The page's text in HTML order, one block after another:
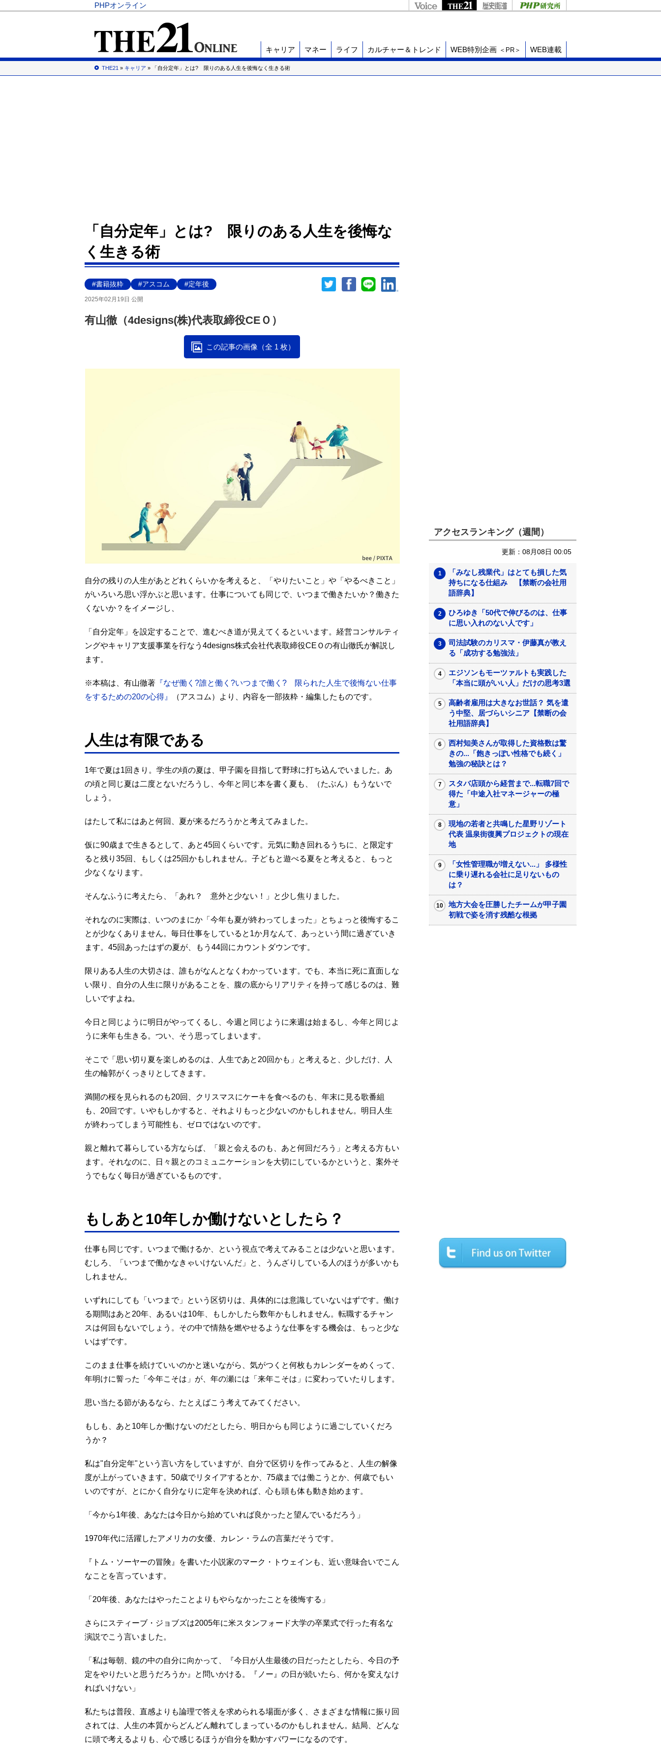
PHPオンライン
キャリア マネー ライフ カルチャー＆トレンド WEB特別企画 ＜PR＞ WEB連載
THE21 » キャリア » 「自分定年」とは? 限りのある人生を後悔なく生きる術
「自分定年」とは? 限りのある人生を後悔な
く生きる術
#書籍抜粋 #アスコム #定年後
2025年02月19日 公開
有山徹（4designs(株)代表取締役CEＯ）
この記事の画像（全 1 枚）
自分の残りの人生があとどれくらいかを考えると、「やりたいこと」や「やるべきこと」
がいろいろ思い浮かぶと思います。仕事についても同じで、いつまで働きたいか？働きた
くないか？をイメージし、
「自分定年」を設定することで、進むべき道が見えてくるといいます。経営コンサルティ
ングやキャリア支援事業を行なう4designs株式会社代表取締役CEＯの有山徹氏が解説し
ます。
※本稿は、有山徹著 『なぜ働く?誰と働く?いつまで働く? 限られた人生で後悔ない仕事
をするための20の心得』
（アスコム）より、内容を一部抜粋・編集したものです。
人生は有限である
1年で夏は1回きり。学生の頃の夏は、甲子園を目指して野球に打ち込んでいました。あ
の頃と同じ夏は二度とないだろうし、今年と同じ本を書く夏も、（たぶん）もうないで
しょう。
はたして私にはあと何回、夏が来るだろうかと考えてみました。
仮に90歳まで生きるとして、あと45回くらいです。元気に動き回れるうちに、と限定す
ると残り35回、もしくは25回かもしれません。子どもと遊べる夏をと考えると、もっと
少なくなります。
そんなふうに考えたら、「あれ？ 意外と少ない！」と少し焦りました。
それなのに実際は、いつのまにか「今年も夏が終わってしまった」とちょっと後悔するこ
とが少なくありません。毎日仕事をしていると1か月なんて、あっという間に過ぎていき
ます。45回あったはずの夏が、もう44回にカウントダウンです。
限りある人生の大切さは、誰もがなんとなくわかっています。でも、本当に死に直面しな
い限り、自分の人生に限りがあることを、腹の底からリアリティを持って感じるのは、難
しいですよね。
今日と同じように明日がやってくるし、今週と同じように来週は始まるし、今年と同じよ
うに来年も生きる。つい、そう思ってしまいます。
そこで「思い切り夏を楽しめるのは、人生であと20回かも」と考えると、少しだけ、人
生の輪郭がくっきりとしてきます。
満開の桜を見られるのも20回、クリスマスにケーキを食べるのも、年末に見る歌番組
も、20回です。いやもしかすると、それよりもっと少ないのかもしれません。明日人生
が終わってしまう可能性も、ゼロではないのです。
親と離れて暮らしている方ならば、「親と会えるのも、あと何回だろう」と考える方もい
ます。それなのに、日々親とのコミュニケーションを大切にしているかというと、案外そ
うでもなく毎日が過ぎているものです。
もしあと10年しか働けないとしたら？
仕事も同じです。いつまで働けるか、という視点で考えてみることは少ないと思います。
むしろ、「いつまで働かなきゃいけないんだ」と、うんざりしている人のほうが多いかも
しれません。
いずれにしても「いつまで」という区切りは、具体的には意識していないはずです。働け
る期間はあと20年、あるいは10年、もしかしたら数年かもしれません。転職するチャン
スは何回もないでしょう。その中で情熱を燃やせるような仕事をする機会は、もっと少な
いはずです。
このまま仕事を続けていいのかと迷いながら、気がつくと何枚もカレンダーをめくって、
年明けに誓った「今年こそは」が、年の瀬には「来年こそは」に変わっていたりします。
思い当たる節があるなら、たとえばこう考えてみてください。
もしも、あと10年しか働けないのだとしたら、明日からも同じように過ごしていくだろ
うか？
私は"自分定年"という言い方をしていますが、自分で区切りを作ってみると、人生の解像
度が上がっていきます。50歳でリタイアするとか、75歳までは働こうとか、何歳でもい
いのですが、とにかく自分なりに定年を決めれば、心も頭も体も動き始めます。
「今から1年後、あなたは今日から始めていれば良かったと望んでいるだろう」
1970年代に活躍したアメリカの女優、カレン・ラムの言葉だそうです。
『トム・ソーヤーの冒険』を書いた小説家のマーク・トウェインも、近い意味合いでこん
なことを言っています。
「20年後、あなたはやったことよりもやらなかったことを後悔する」
さらにスティーブ・ジョブズは2005年に米スタンフォード大学の卒業式で行った有名な
演説でこう言いました。
「私は毎朝、鏡の中の自分に向かって、『今日が人生最後の日だったとしたら、今日の予
定をやりたいと思うだろうか』と問いかける。『ノー』の日が続いたら、何かを変えなけ
ればいけない」
私たちは普段、直感よりも論理で答えを求められる場面が多く、さまざまな情報に振り回
されては、人生の本質からどんどん離れてしまっているのかもしれません。結局、どんな
に頭で考えるよりも、心で感じるほうが自分を動かすパワーになるのです。
アクセスランキング（週間）
更新：08月08日 00:05
「みなし残業代」はとても損した気
持ちになる仕組み 【禁断の会社用
語辞典】
ひろゆき「50代で伸びるのは、仕事
に思い入れのない人です」
司法試験のカリスマ・伊藤真が教え
る「成功する勉強法」
エジソンもモーツァルトも実践した
「本当に頭がいい人」だけの思考3選
高齢者雇用は大きなお世話？ 気を遣
う中堅、居づらいシニア【禁断の会
社用語辞典】
西村知美さんが取得した資格数は驚
きの...「飽きっぽい性格でも続く」
勉強の秘訣とは？
スタバ店頭から経営まで...転職7回で
得た「中途入社マネージャーの極
意」
現地の若者と共鳴した星野リゾート
代表 温泉街復興プロジェクトの現在
地
「女性管理職が増えない...」 多様性
に乗り遅れる会社に足りないもの
は？
地方大会を圧勝したチームが甲子園
初戦で姿を消す残酷な根拠